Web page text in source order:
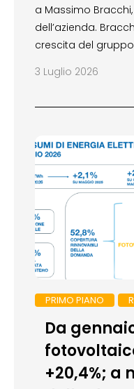
a Massimo
dell’azienda.
crescita del
3 Luglio 2026
PRIMO PIANO
Da
+20,4%; a